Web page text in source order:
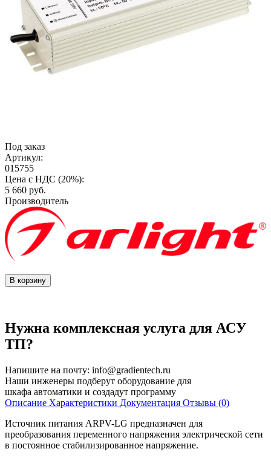
Под заказ
Артикул:
015755
Цена с НДС (20%):
5 660 руб.
Производитель
В корзину
Нужна комплексная услуга для АСУ
ТП?
Напишите на почту: info@gradientech.ru
Наши инженеры подберут оборудование для
шкафа автоматики и создадут программу
Описание Характеристики Документация Отзывы (0)
Источник питания ARPV-LG предназначен для
преобразования переменного напряжения электрической сети
в постоянное стабилизированное напряжение.